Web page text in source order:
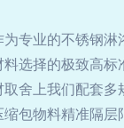
专业的不锈钢
选择的极致高
舍上我们配套
包物料精准隔